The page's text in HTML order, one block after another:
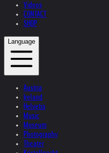
Videos
CONTACT
SHOP
Language
Austria
Ireland
Helvetia
Music
Museum
Photography
Theater